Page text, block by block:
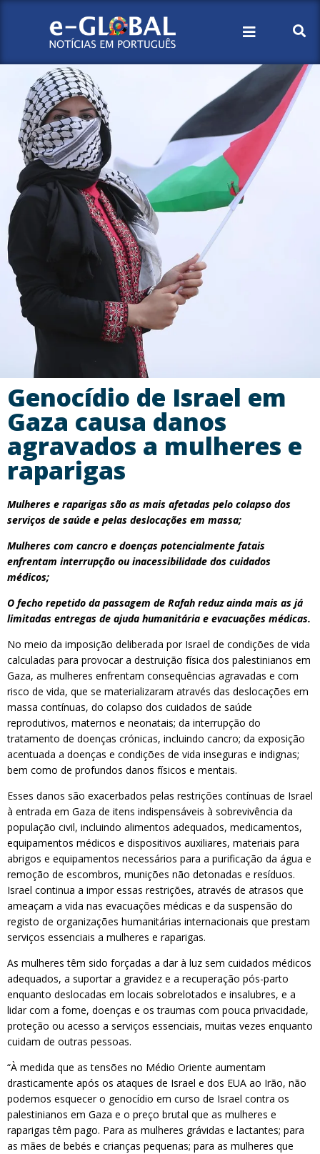
Genocídio de Israel em
Gaza causa danos
agravados a mulheres e
raparigas
Mulheres e raparigas são as mais afetadas pelo colapso dos
serviços de saúde e pelas deslocações em massa;
Mulheres com cancro e doenças potencialmente fatais
enfrentam interrupção ou inacessibilidade dos cuidados
médicos;
O fecho repetido da passagem de Rafah reduz ainda mais as já
limitadas entregas de ajuda humanitária e evacuações médicas.
No meio da imposição deliberada por Israel de condições de vida
calculadas para provocar a destruição física dos palestinianos em
Gaza, as mulheres enfrentam consequências agravadas e com
risco de vida, que se materializaram através das deslocações em
massa contínuas, do colapso dos cuidados de saúde
reprodutivos, maternos e neonatais; da interrupção do
tratamento de doenças crónicas, incluindo cancro; da exposição
acentuada a doenças e condições de vida inseguras e indignas;
bem como de profundos danos físicos e mentais.
Esses danos são exacerbados pelas restrições contínuas de Israel
à entrada em Gaza de itens indispensáveis à sobrevivência da
população civil, incluindo alimentos adequados, medicamentos,
equipamentos médicos e dispositivos auxiliares, materiais para
abrigos e equipamentos necessários para a purificação da água e
remoção de escombros, munições não detonadas e resíduos.
Israel continua a impor essas restrições, através de atrasos que
ameaçam a vida nas evacuações médicas e da suspensão do
registo de organizações humanitárias internacionais que prestam
serviços essenciais a mulheres e raparigas.
As mulheres têm sido forçadas a dar à luz sem cuidados médicos
adequados, a suportar a gravidez e a recuperação pós-parto
enquanto deslocadas em locais sobrelotados e insalubres, e a
lidar com a fome, doenças e os traumas com pouca privacidade,
proteção ou acesso a serviços essenciais, muitas vezes enquanto
cuidam de outras pessoas.
“À medida que as tensões no Médio Oriente aumentam
drasticamente após os ataques de Israel e dos EUA ao Irão, não
podemos esquecer o genocídio em curso de Israel contra os
palestinianos em Gaza e o preço brutal que as mulheres e
raparigas têm pago. Para as mulheres grávidas e lactantes; para
as mães de bebés e crianças pequenas; para as mulheres que